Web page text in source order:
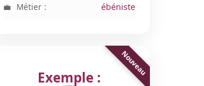
Métier : ébéniste
Exemple :